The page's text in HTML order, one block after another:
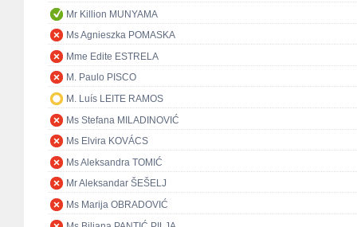
Mr Killion MUNYAMA
Ms Agnieszka POMASKA
Mme Edite ESTRELA
M. Paulo PISCO
M. Luís LEITE RAMOS
Ms Stefana MILADINOVIĆ
Ms Elvira KOVÁCS
Ms Aleksandra TOMIĆ
Mr Aleksandar ŠEŠELJ
Ms Marija OBRADOVIĆ